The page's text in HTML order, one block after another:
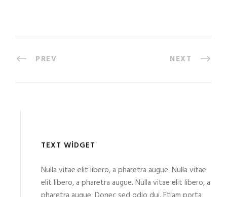
PREV NEXT
TEXT WIDGET
Nulla vitae elit libero, a pharetra augue. Nulla vitae
elit libero, a pharetra augue. Nulla vitae elit libero, a